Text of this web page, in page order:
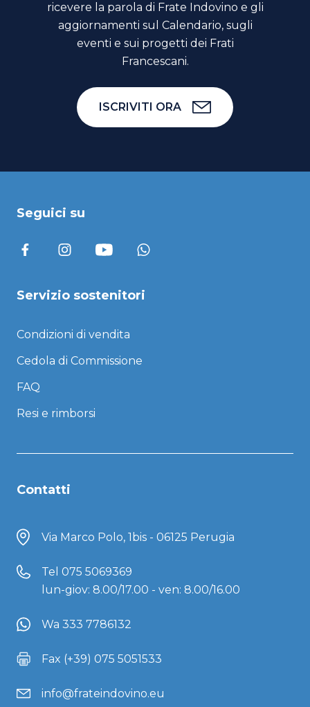
ricevere la parola di Frate Indovino e gli
aggiornamenti sul Calendario, sugli
eventi e sui progetti dei Frati
Francescani.
ISCRIVITI ORA
Seguici su
Servizio sostenitori
Condizioni di vendita
Cedola di Commissione
FAQ
Resi e rimborsi
Contatti
Via Marco Polo, 1bis - 06125 Perugia
Tel 075 5069369
lun-giov: 8.00/17.00 - ven: 8.00/16.00
Wa 333 7786132
Fax (+39) 075 5051533
info@frateindovino.eu